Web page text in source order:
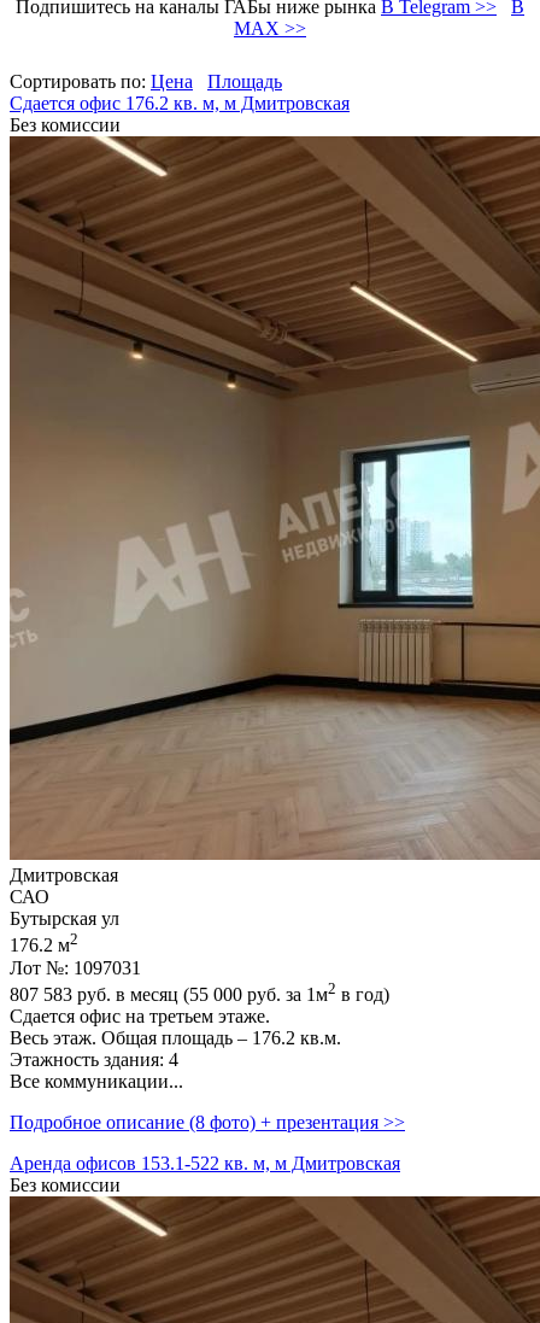
Подпишитесь на каналы ГАБы ниже рынка В Telegram >>
В
MAX >>
Сортировать по: Цена
Площадь
Сдается офис 176.2 кв. м, м Дмитровская
Без комиссии
Дмитровская
САО
Бутырская ул
176.2 м2
Лот №: 1097031
807 583 руб. в месяц (55 000 руб. за 1м2 в год)
Сдается офис на третьем этаже.
Весь этаж. Общая площадь – 176.2 кв.м.
Этажность здания: 4
Все коммуникации...
Подробное описание (8 фото) + презентация >>
Аренда офисов 153.1-522 кв. м, м Дмитровская
Без комиссии